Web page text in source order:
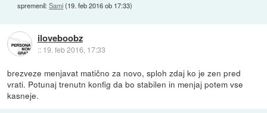
spremenil:Sami(19. feb 2016 ob 17:33)
iloveboobz
:: 19. feb 2016, 17:33
brezveze menjavat matično za novo, sploh zdaj ko je zen pred
vrati. Potunaj trenutn konfig da bo stabilen in menjaj potem vse
kasneje.